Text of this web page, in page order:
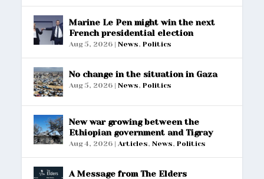
Marine Le Pen might win the next
French presidential election
Aug 5, 2026 |News,Politics
No change in the situation in Gaza
Aug 5, 2026 |News,Politics
New war growing between the
Ethiopian government and Tigray
Aug 4, 2026 | Articles,News,Politics
A Message from The Elders